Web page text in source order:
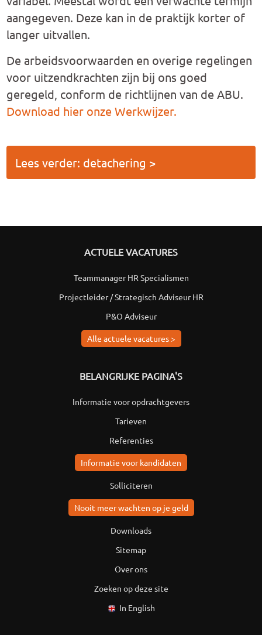
aangegeven. Deze kan in de praktijk korter of
langer uitvallen.
De arbeidsvoorwaarden en overige regelingen
voor uitzendkrachten zijn bij ons goed
geregeld, conform de richtlijnen van de ABU.
Download hier onze Werkwijzer.
Lees verder: detachering >
ACTUELE VACATURES
Teammanager HR Specialismen
Projectleider / Strategisch Adviseur HR
P&O Adviseur
Alle actuele vacatures >
BELANGRIJKE PAGINA'S
Informatie voor opdrachtgevers
Tarieven
Referenties
Informatie voor kandidaten
Solliciteren
Nooit meer wachten op je geld
Downloads
Sitemap
Over ons
Zoeken op deze site
In English